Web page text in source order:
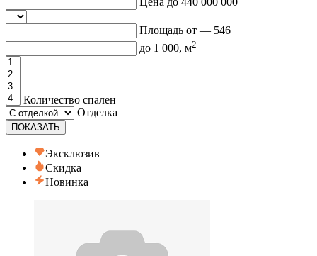
Площадь от — 546
до 1 000, м2
Количество спален
Отделка
ПОКАЗАТЬ
Эксклюзив
Скидка
Новинка